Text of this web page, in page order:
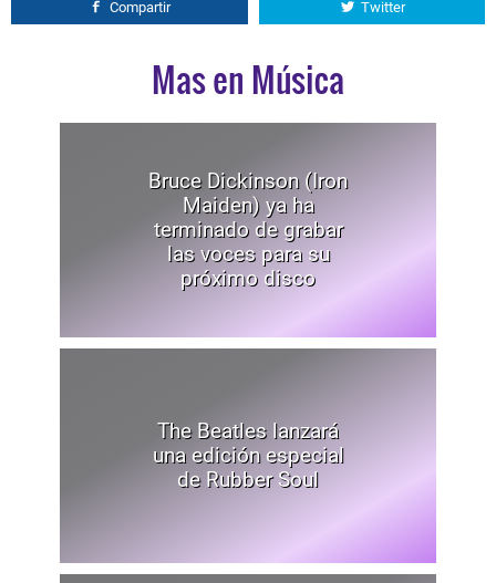
Compartir Twitter
Mas en Música
Bruce Dickinson (Iron
Maiden) ya ha
terminado de grabar
las voces para su
próximo disco
The Beatles lanzará
una edición especial
de Rubber Soul